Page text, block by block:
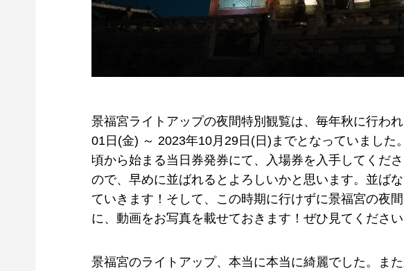
景福宮ライトアップの夜間特別観覧は、毎年秋に行わ
01日(金) ～ 2023年10月29日(日)までとなっていました
頃から始まる当日券発券にて、入場券を入手してくだ
ので、早めに並ばれるとよろしいかと思います。並ば
ていきます！そして、この時期に行けずに景福宮の夜
に、動画をお写真を載せておきます！ぜひ見てください
景福宮のライトアップ、本当に本当に綺麗でした。ま